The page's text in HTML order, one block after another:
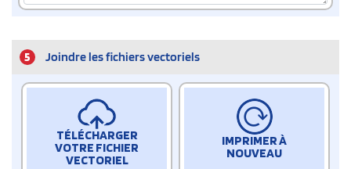
5 Joindre les fichiers vectoriels
TÉLÉCHARGER
VOTRE FICHIER
VECTORIEL
IMPRIMER À
NOUVEAU